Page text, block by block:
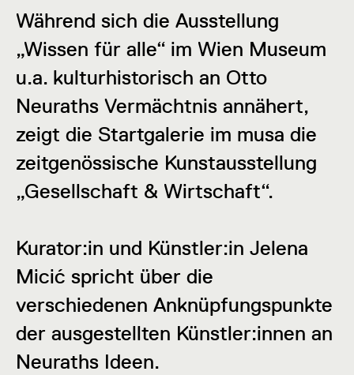
Während sich die Ausstellung
„Wissen für alle“ im Wien Museum
u.a. kulturhistorisch an Otto
Neuraths Vermächtnis annähert,
zeigt die Startgalerie im musa die
zeitgenössische Kunstausstellung
„Gesellschaft & Wirtschaft“.
Kurator:in und Künstler:in Jelena
Micić spricht über die
verschiedenen Anknüpfungspunkte
der ausgestellten Künstler:innen an
Neuraths Ideen.